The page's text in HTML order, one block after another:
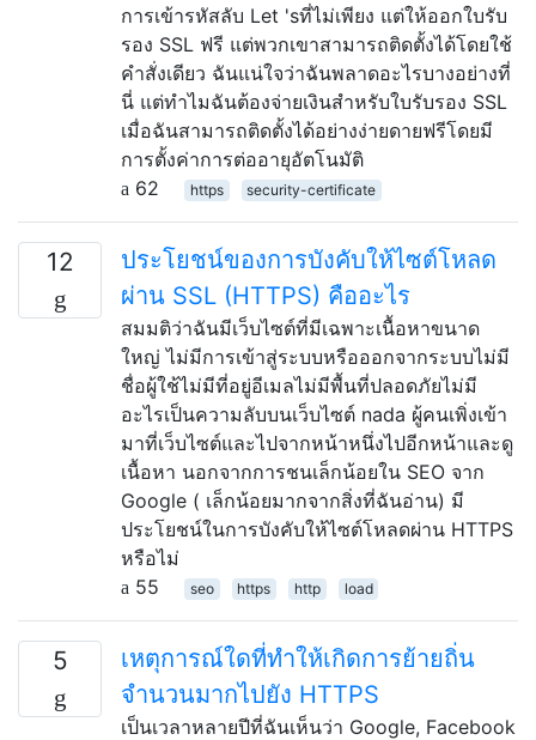
การเข้ารหัสลับ Let 'sที่ไม่เพียง แต่ให้ออกใบรับ
รอง SSL ฟรี แต่พวกเขาสามารถติดตั้งได้โดยใช้
คำสั่งเดียว ฉันแน่ใจว่าฉันพลาดอะไรบางอย่างที่
นี่ แต่ทำไมฉันต้องจ่ายเงินสำหรับใบรับรอง SSL
เมื่อฉันสามารถติดตั้งได้อย่างง่ายดายฟรีโดยมี
การตั้งค่าการต่ออายุอัตโนมัติ
62
https security-certificate
12
ประโยชน์ของการบังคับให้ไซต์โหลด
ผ่าน SSL (HTTPS) คืออะไร
สมมติว่าฉันมีเว็บไซต์ที่มีเฉพาะเนื้อหาขนาด
ใหญ่ ไม่มีการเข้าสู่ระบบหรือออกจากระบบไม่มี
ชื่อผู้ใช้ไม่มีที่อยู่อีเมลไม่มีพื้นที่ปลอดภัยไม่มี
อะไรเป็นความลับบนเว็บไซต์ nada ผู้คนเพิ่งเข้า
มาที่เว็บไซต์และไปจากหน้าหนึ่งไปอีกหน้าและดู
เนื้อหา นอกจากการชนเล็กน้อยใน SEO จาก
Google ( เล็กน้อยมากจากสิ่งที่ฉันอ่าน) มี
ประโยชน์ในการบังคับให้ไซต์โหลดผ่าน HTTPS
หรือไม่
55
seo https http load
5
เหตุการณ์ใดที่ทำให้เกิดการย้ายถิ่น
จำนวนมากไปยัง HTTPS
เป็นเวลาหลายปีที่ฉันเห็นว่า Google, Facebook